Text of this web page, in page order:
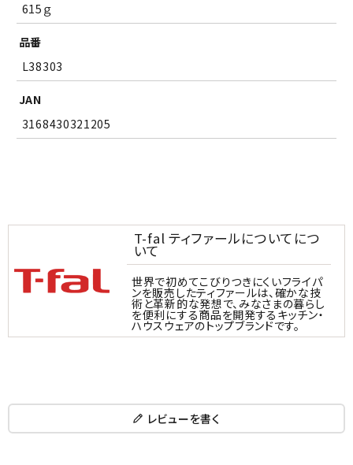
615ｇ
品番
L38303
JAN
3168430321205
T-fal ティファールについてにつ
いて
世界で初めてこびりつきにくいフライパ
ンを販売したティファールは、確かな技
術と革新的な発想で、みなさまの暮らし
を便利にする商品を開発するキッチン・
ハウスウェアのトップブランドです。
レビューを書く